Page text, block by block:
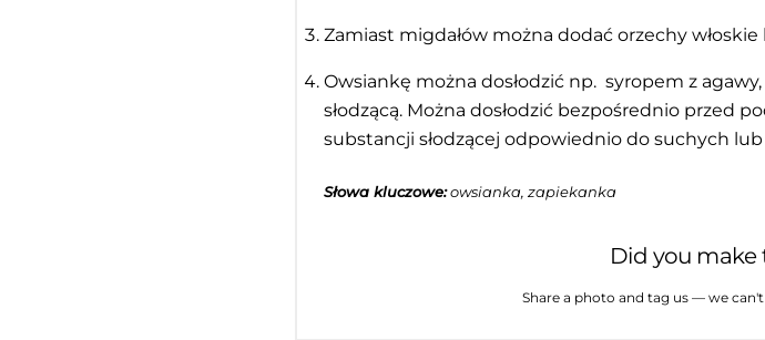
Zamiast migdałów można dodać orzechy
Owsiankę można dosłodzić np. syropem z
słodzącą. Można dosłodzić bezpośrednio przed
substancji słodzącej odpowiednio do suchych
Słowa kluczowe:owsianka, zapiekanka
Did you make
Share a photo and tag us — we